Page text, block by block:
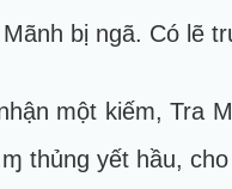
bị ngã. Có lẽ
một kiếm, Tra
thủng yết hầu,